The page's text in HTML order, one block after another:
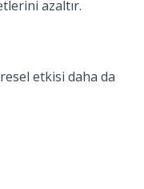
azaltır.
etkisi daha da